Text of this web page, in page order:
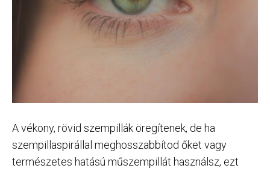
A vékony, rövid szempillák öregítenek, de ha
szempillaspirállal meghosszabbítod őket vagy
természetes hatású műszempillát használsz, ezt